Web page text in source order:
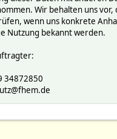
Wir behalten uns vor,
wenn uns konkrete
Nutzung bekannt werden.
34872850